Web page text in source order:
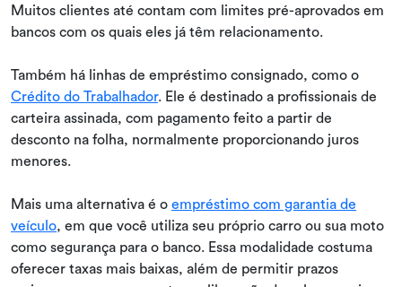
Muitos clientes até contam com limites pré-aprovados em
bancos com os quais eles já têm relacionamento.
Também há linhas de empréstimo consignado, como o
Crédito do Trabalhador. Ele é destinado a profissionais de
carteira assinada, com pagamento feito a partir de
desconto na folha, normalmente proporcionando juros
menores.
Mais uma alternativa é o empréstimo com garantia de
veículo, em que você utiliza seu próprio carro ou sua moto
como segurança para o banco. Essa modalidade costuma
oferecer taxas mais baixas, além de permitir prazos